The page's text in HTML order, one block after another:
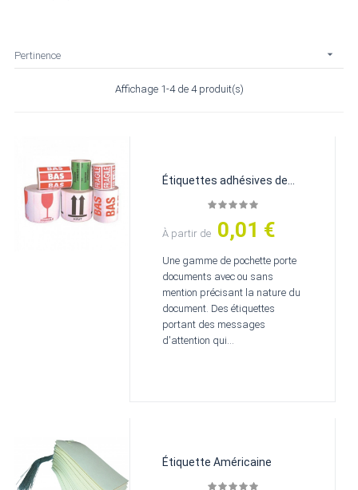
Pertinence 
Affichage 1-4 de 4 produit(s)
Étiquettes adhésives de...
À partir de Prix
0,01 €
Une gamme de pochette porte
documents avec ou sans
mention précisant la nature du
document. Des étiquettes
portant des messages
d'attention qui...
Étiquette Américaine